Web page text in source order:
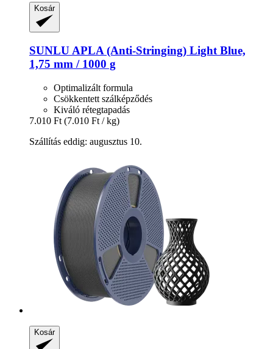
Kosár
SUNLU APLA (Anti-​Stringing) Light Blue,
1,75 mm / 1000 g
Optimalizált formula
Csökkentett szálképződés
Kiváló rétegtapadás
7.010 Ft (7.010 Ft / kg)
Szállítás eddig: augusztus 10.
Kosár